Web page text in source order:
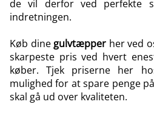
de vil derfor ved perfekte
indretningen.
Køb dine gulvtæpper her ved
skarpeste pris ved hvert
køber. Tjek priserne her
mulighed for at spare penge
skal gå ud over kvaliteten.